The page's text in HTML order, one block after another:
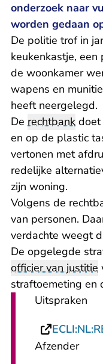
onderzoek naar
worden gedaan
De politie trof in
keukenkastje,
de woonkamer
wapens en
heeft neergelegd.
De rechtbank doet
en op de plastic
vertonen met
redelijke
zijn woning.
Volgens de
van personen.
verdachte weegt
De opgelegde
officier van justitie
straftoemeting en
Uitspraken
Afzender